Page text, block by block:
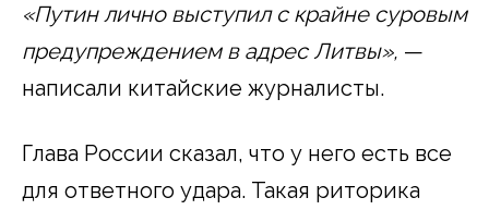
«Путин лично выступил с крайне суровым
предупреждением в адрес Литвы», —
написали китайские журналисты.
Глава России сказал, что у него есть все
для ответного удара. Такая риторика